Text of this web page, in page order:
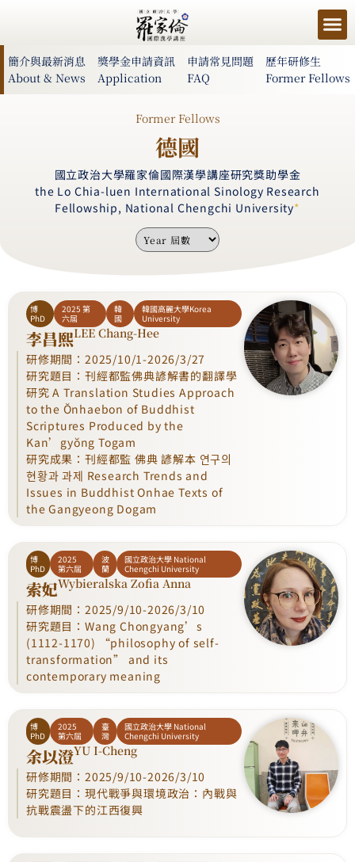
簡介與最新消息
About & News
獎學金申請資訊
Application
申請常見問題
FAQ
歷年研修生
Former Fellows
Former Fellows
德國
國立政治大學羅家倫國際漢學講座研究獎助學金
the Lo Chia-luen International Sinology Research
Fellowship, National Chengchi University*
博
PhD
2025 第
六屆
韓
國
韓國高麗大學Korea
University
李昌熙LEE Chang-Hee
研修期間：2025/10/1-2026/3/27
研究題目：刊經都監佛典諺解書的翻譯學
研究 A Translation Studies Approach
to the Ŏnhaebon of Buddhist
Scriptures Produced by the
Kan’gyŏng Togam
研究成果：刊經都監 佛典 諺解本 연구의
현황과 과제 Research Trends and
Issues in Buddhist Onhae Texts of
the Gangyeong Dogam
博
PhD
2025
第六屆
波
蘭
國立政治大學 National
Chengchi University
索妃Wybieralska Zofia Anna
研修期間：2025/9/10-2026/3/10
研究題目：Wang Chongyang’s
(1112-1170) “philosophy of self-
transformation” and its
contemporary meaning
博
PhD
2025
第六屆
臺
灣
國立政治大學 National
Chengchi University
余以澄YU I-Cheng
研修期間：2025/9/10-2026/3/10
研究題目：現代戰爭與環境政治：內戰與
抗戰震盪下的江西復興